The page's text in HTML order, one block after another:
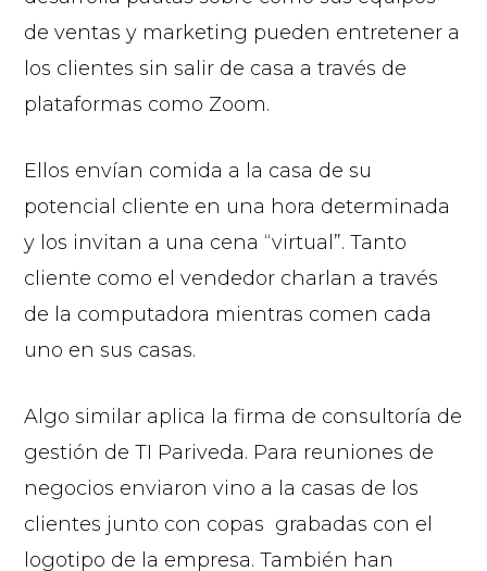
de ventas y marketing pueden entretener a
los clientes sin salir de casa a través de
plataformas como Zoom.
Ellos envían comida a la casa de su
potencial cliente en una hora determinada
y los invitan a una cena “virtual”. Tanto
cliente como el vendedor charlan a través
de la computadora mientras comen cada
uno en sus casas.
Algo similar aplica la firma de consultoría de
gestión de TI Pariveda. Para reuniones de
negocios enviaron vino a la casas de los
clientes junto con copas grabadas con el
logotipo de la empresa. También han